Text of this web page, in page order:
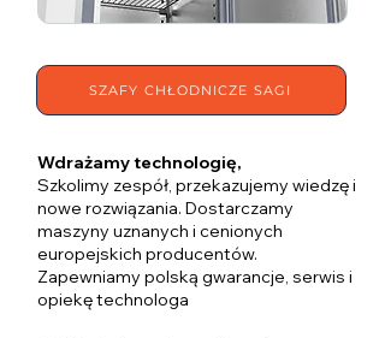
SZAFY CHŁODNICZE SAGI
Wdrażamy technologię,
Szkolimy zespół, przekazujemy wiedzę i
nowe rozwiązania. Dostarczamy
maszyny uznanych i cenionych
europejskich producentów.
Zapewniamy polską gwarancje, serwis i
opiekę technologa